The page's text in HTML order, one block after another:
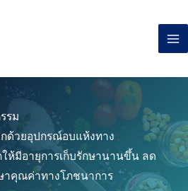
รม
ด้วยอุปกรณ์อบแห้งทาง
ห้มีอายุการเก็บรักษานานขึ้น ลด
าคุณค่าทางโภชนาการ